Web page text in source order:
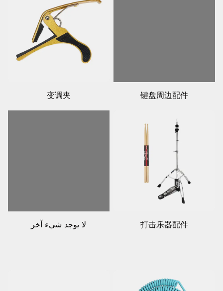
变调夹 键盘周边配件
لا يوجد شيء آخر 打击乐器配件